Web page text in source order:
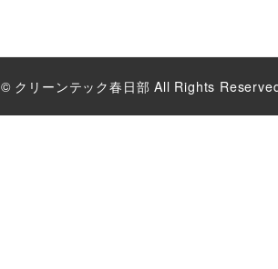
© クリーンテック春日部 All Rights